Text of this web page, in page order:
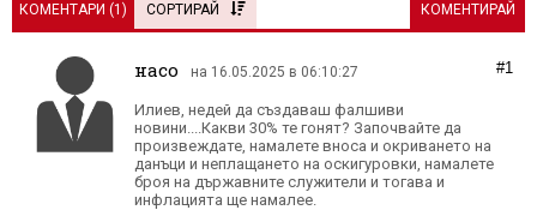
КОМЕНТАРИ (1 ) СОРТИРАЙ КОМЕНТИРАЙ
насо на 16.05.2025 в 06:10:27 #1
Илиев, недей да създаваш фалшиви
новини....Какви 30% те гонят? Започвайте да
произвеждате, намалете вноса и окриването на
данъци и неплащането на оскигуровки, намалете
броя на държавните служители и тогава и
инфлацията ще намалее.